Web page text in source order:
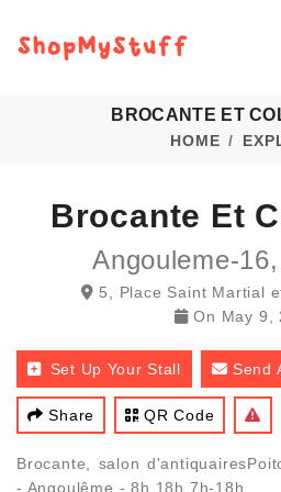
BROCANTE ET
HOME
Brocante Et
Angouleme-
5, Place Saint Martial
On May 9,
Set Up Your Stall Send
Share QR Code
Brocante, salon
- Angoulême - 8h 18h 7h-18h